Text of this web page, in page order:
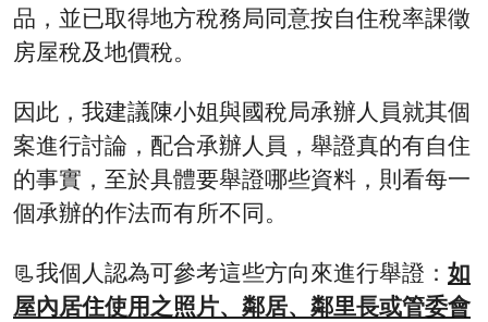
品，並已取得地方稅務局同意按自住稅率課徵
房屋稅及地價稅。
因此，我建議陳小姐與國稅局承辦人員就其個
案進行討論，配合承辦人員，舉證真的有自住
的事實，至於具體要舉證哪些資料，則看每一
個承辦的作法而有所不同。
📃我個人認為可參考這些方向來進行舉證： 如
屋內居住使用之照片、鄰居、鄰里長或管委會